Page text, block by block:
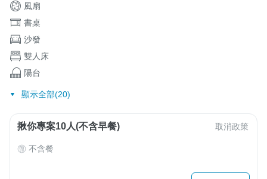
風扇
書桌
沙發
雙人床
陽台
顯示全部(20)
揪你專案10人(不含早餐) 取消政策
不含餐